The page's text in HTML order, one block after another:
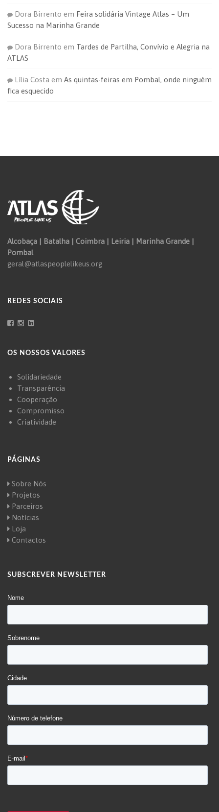
Dora Birrento em Feira solidária Vintage Atlas – Um
Sucesso na Marinha Grande
Dora Birrento em Tardes de Partilha, Convívio e Alegria na
ATLAS
Lília Costa em As quintas-feiras em Pombal, onde ninguém
fica esquecido
Alcobaça | Batalha | Coimbra | Leiria | Marinha Grande |
Pombal
geral@atlaspeoplelikeus.org
REDES SOCIAIS
OS NOSSOS VALORES
Solidariedade
Transparência
Cooperação
Compromisso
Criatividade
PÁGINAS
Sobre Nós
Projetos
Parceiros
Notícias
Loja
Contactos
SUBSCREVER NEWSLETTER